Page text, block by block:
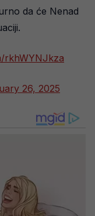
da će Nenad
rkhWYNJkza
26, 2025